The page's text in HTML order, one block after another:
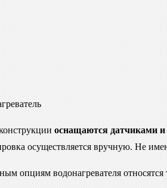
оснащаются датчиками и
осуществляется вручную. Не
опциям водонагревателя относятся